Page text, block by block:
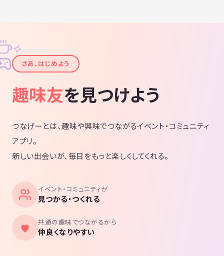
✦
✧
さあ、はじめよう
趣味友を見つけよう
つなげーとは、趣味や興味でつながるイベント・コミュニティ
アプリ。
新しい出会いが、毎日をもっと楽しくしてくれる。
イベント・コミュニティが
見つかる・つくれる
共通の趣味でつながるから
仲良くなりやすい